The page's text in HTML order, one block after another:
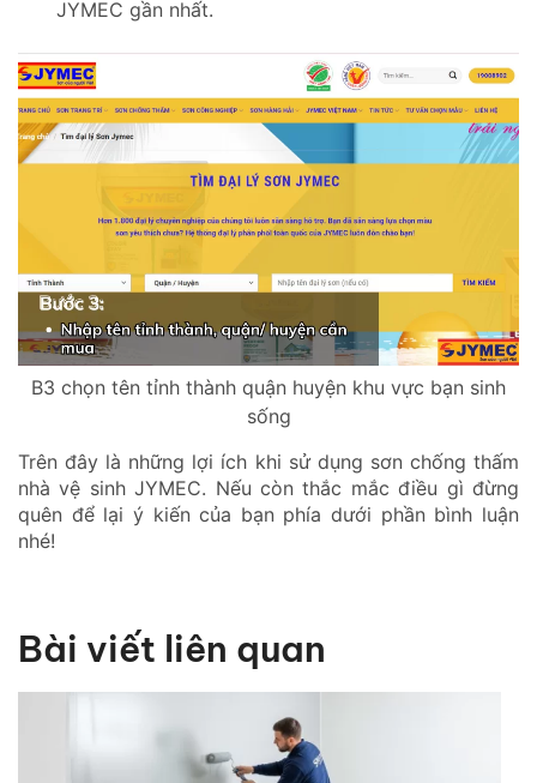
JYMEC gần nhất.
B3 chọn tên tỉnh thành quận huyện khu vực bạn sinh
sống
Trên đây là những lợi ích khi sử dụng sơn chống thấm
nhà vệ sinh JYMEC. Nếu còn thắc mắc điều gì đừng
quên để lại ý kiến của bạn phía dưới phần bình luận
nhé!
Bài viết liên quan